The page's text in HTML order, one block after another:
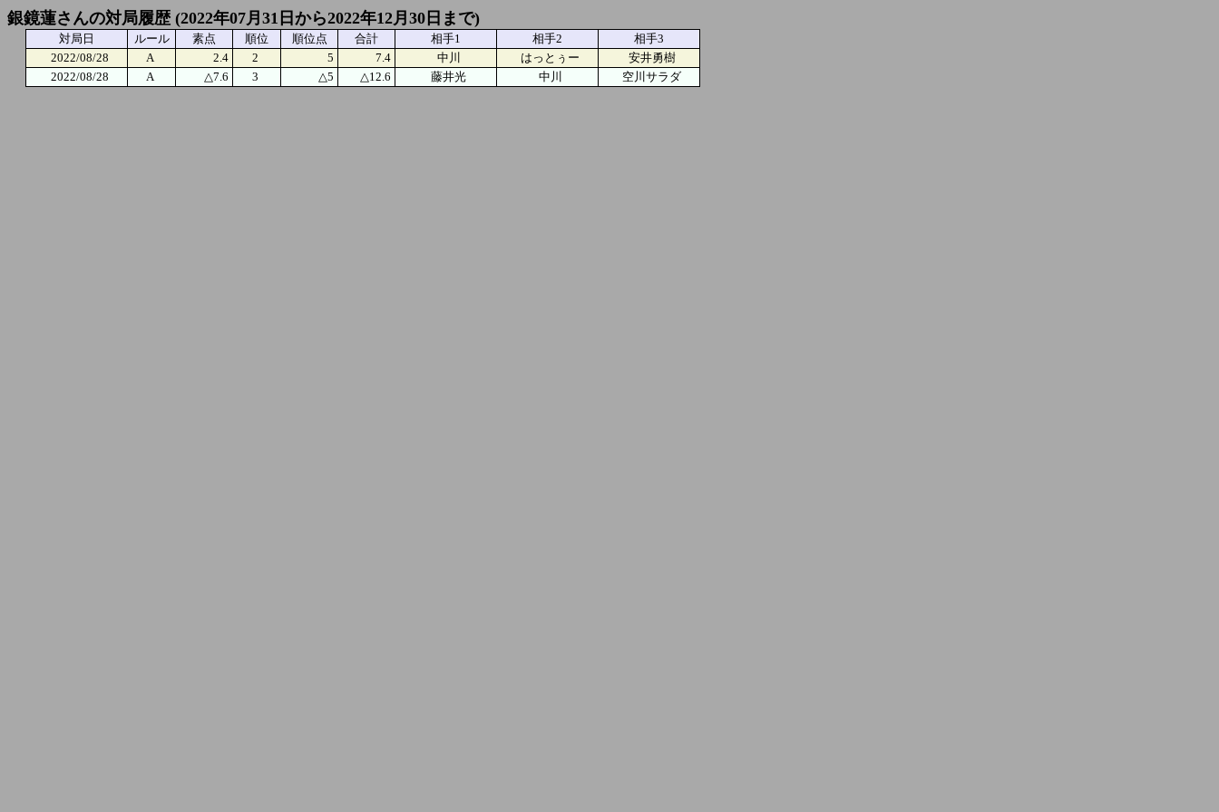
銀鏡蓮さんの対局履歴 (2022年07月31日から2022年12月30日まで)
対局日 ルール 素点 順位 順位点 合計 相手1 相手2
相手3
2022/08/28
A 2.4 2 5 7.4 中川 はっとぅー
安井勇樹
2022/08/28
A △7.6 3 △5 △12.6 藤井光 中川 空川サラダ